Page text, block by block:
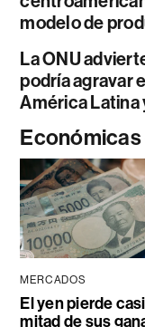
modelo de
La ONU
podría agravar
América Latina
MERCADOS
El yen pierde
mitad de sus